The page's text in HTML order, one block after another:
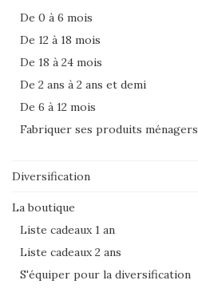
De 0 à 6 mois
De 12 à 18 mois
De 18 à 24 mois
De 2 ans à 2 ans et demi
De 6 à 12 mois
Fabriquer ses produits ménagers
Diversification
La boutique
Liste cadeaux 1 an
Liste cadeaux 2 ans
S'équiper pour la diversification